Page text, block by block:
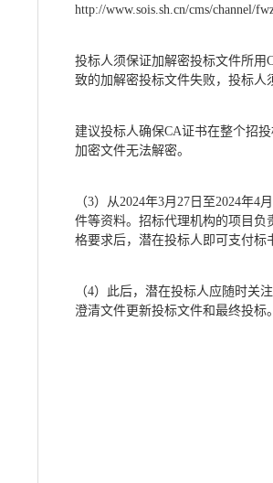
http://www.sois.sh.cn/cms/channel/
投标人须保证加解密投标文件所用
致的加解密投标文件失败，投标人
建议投标人确保CA证书在整个招
加密文件无法解密。
（3）从2024年3月 27 日至2024年4月
件等资料。招标代理机构的项目
格要求后，潜在投标人即可支付标
（4）此后，潜在投标人应随时关
澄清文件更新投标文件和最终投标